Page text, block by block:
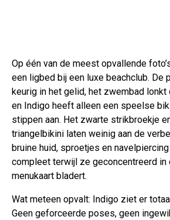
Op één van de meest opvallende
een ligbed bij een luxe beachclub. De
keurig in het gelid, het zwembad lonkt
en Indigo heeft alleen een speelse
stippen aan. Het zwarte strikbroekje
triangelbikini laten weinig aan de
bruine huid, sproetjes en
compleet terwijl ze geconcentreerd in
menukaart bladert.
Wat meteen opvalt: Indigo ziet er
Geen geforceerde poses, geen